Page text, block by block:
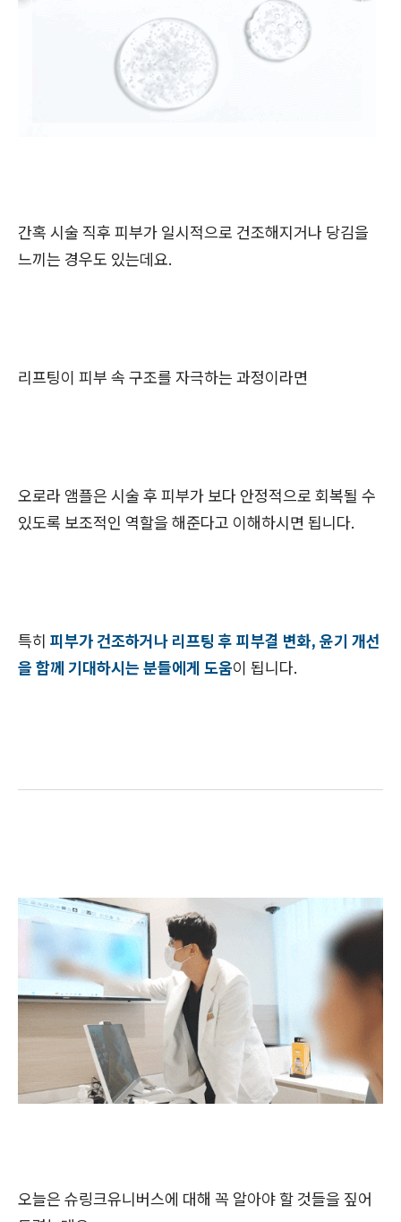
간혹 시술 직후 피부가 일시적으로 건조해지거나 당김을
느끼는 경우도 있는데요.
리프팅이 피부 속 구조를 자극하는 과정이라면
오로라 앰플은 시술 후 피부가 보다 안정적으로 회복될 수
있도록 보조적인 역할을 해준다고 이해하시면 됩니다.
특히 피부가 건조하거나 리프팅 후 피부결 변화, 윤기 개선
을 함께 기대하시는 분들에게 도움이 됩니다.
오늘은 슈링크유니버스에 대해 꼭 알아야 할 것들을 짚어